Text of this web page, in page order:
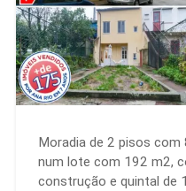
Moradia de 2 pisos com
num lote com 192 m2,
construção e quintal de